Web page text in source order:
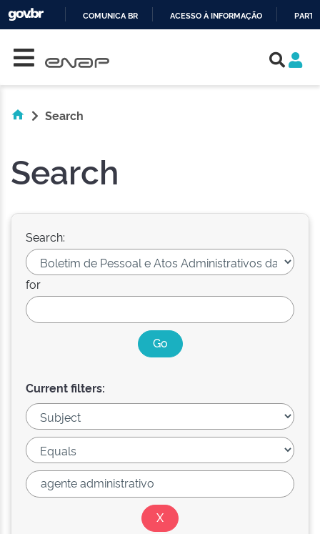
COMUNICA BR ACESSO À INFORMAÇÃO
Search
Search
Search:
for
Current filters: